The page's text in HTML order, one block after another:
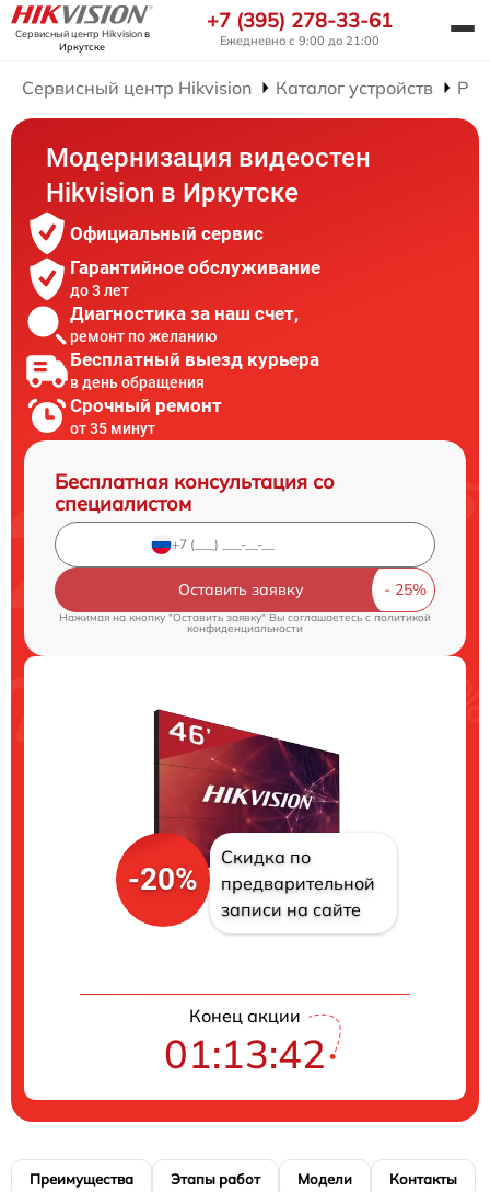
Сервисный центр Hikvisionв
Иркутске
+7 (395) 278-33-61
Ежедневно с 9:00 до 21:00
Сервисный центр Hikvision Каталог устройств
Модернизация видеостен
Hikvision в Иркутске
Официальный сервис
Гарантийное обслуживание
до 3 лет
Диагностика за наш счет,
ремонт по желанию
Бесплатный выезд курьера
в день обращения
Срочный ремонт
от 35 минут
Бесплатная консультация со
специалистом
Оставить заявку
Нажимая на кнопку "Оставить заявку" Вы соглашаетесь cполитикой
конфиденциальности
-20%
Скидка по
предварительной
записи на сайте
Конец акции
01:13:41
Преимущества Этапы работ Модели Контакты